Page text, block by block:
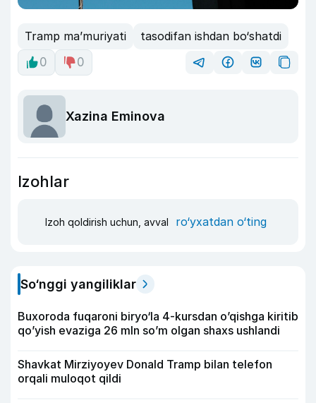
Tramp ma’muriyati
tasodifan ishdan bo‘shatdi
0
0
Xazina Eminova
Izohlar
Izoh qoldirish uchun, avval ro‘yxatdan o‘ting
So‘nggi yangiliklar
Buxoroda fuqaroni biryo‘la 4-kursdan o’qishga kiritib
qo’yish evaziga 26 mln so’m olgan shaxs ushlandi
Shavkat Mirziyoyev Donald Tramp bilan telefon
orqali muloqot qildi